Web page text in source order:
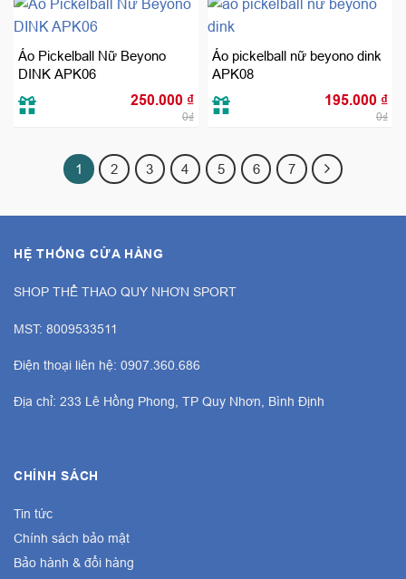
Áo Pickelball Nữ Beyono
DINK APK06
250.000 ₫
0₫
Áo pickelball nữ beyono dink
APK08
195.000 ₫
0₫
1 2 3 4 5 6 7
HỆ THỐNG CỬA HÀNG
SHOP THỂ THAO QUY NHƠN SPORT
MST: 8009533511
Điện thoại liên hệ: 0907.360.686
Địa chỉ: 233 Lê Hồng Phong, TP Quy Nhơn, Bình Định
CHÍNH SÁCH
Tin tức
Chính sách bảo mật
Bảo hành & đổi hàng